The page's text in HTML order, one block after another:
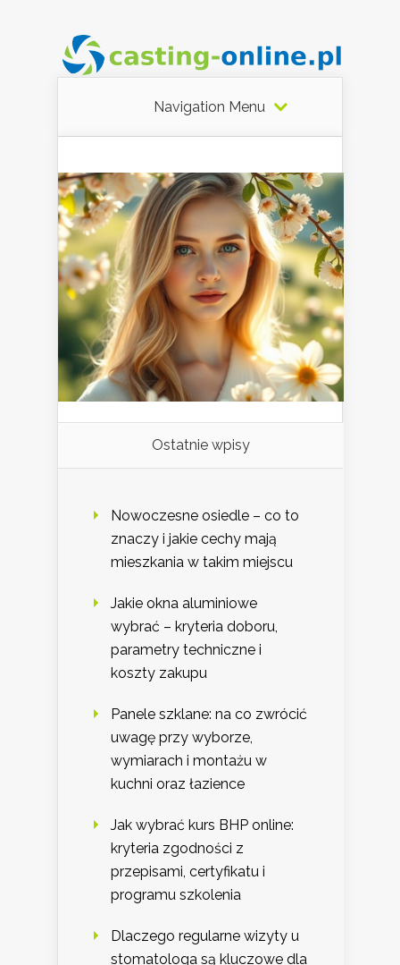
Navigation Menu
Ostatnie wpisy
Nowoczesne osiedle – co to
znaczy i jakie cechy mają
mieszkania w takim miejscu
Jakie okna aluminiowe
wybrać – kryteria doboru,
parametry techniczne i
koszty zakupu
Panele szklane: na co zwrócić
uwagę przy wyborze,
wymiarach i montażu w
kuchni oraz łazience
Jak wybrać kurs BHP online:
kryteria zgodności z
przepisami, certyfikatu i
programu szkolenia
Dlaczego regularne wizyty u
stomatologa są kluczowe dla